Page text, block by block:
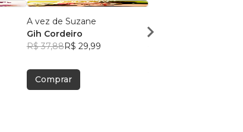
A vez de Suzane
Gih Cordeiro
R$ 37,88R$ 29,99
Comprar
Gih Cordeiro